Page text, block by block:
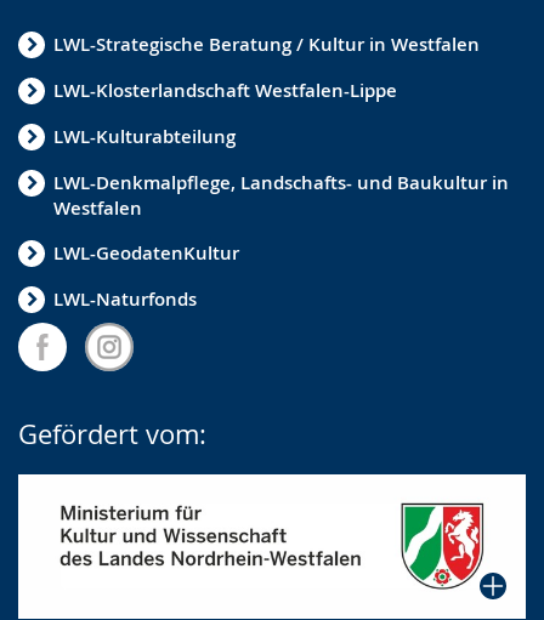
LWL-Strategische Beratung / Kultur in Westfalen
LWL-Klosterlandschaft Westfalen-Lippe
LWL-Kulturabteilung
LWL-Denkmalpflege, Landschafts- und Baukultur in
Westfalen
LWL-GeodatenKultur
LWL-Naturfonds
Gefördert vom: